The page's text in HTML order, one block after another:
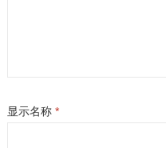
显示名称 *